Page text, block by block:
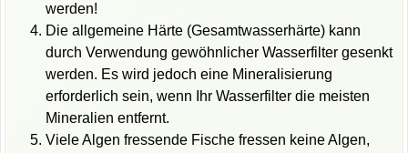
werden!
Die allgemeine Härte (Gesamtwasserhärte) kann
durch Verwendung gewöhnlicher Wasserfilter gesenkt
werden. Es wird jedoch eine Mineralisierung
erforderlich sein, wenn Ihr Wasserfilter die meisten
Mineralien entfernt.
Viele Algen fressende Fische fressen keine Algen,